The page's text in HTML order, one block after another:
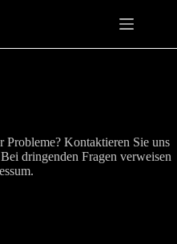
Probleme? Kontaktieren Sie uns
dringenden Fragen verweisen